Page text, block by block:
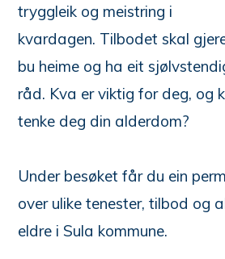
tryggleik og meistring i
kvardagen. Tilbodet skal
bu heime og ha eit
råd. Kva er viktig for deg, og
tenke deg din alderdom?
Under besøket får du ein
over ulike tenester, tilbod og
eldre i Sula kommune.